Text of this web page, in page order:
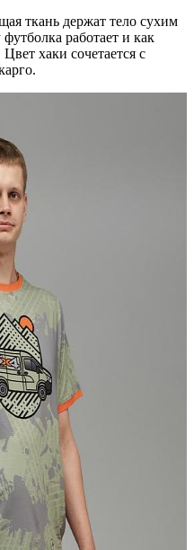
ткань держат тело сухим
работает и как
хаки сочетается с